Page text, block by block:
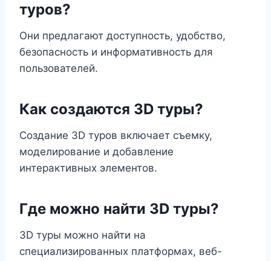
туров?
Они предлагают доступность, удобство,
безопасность и информативность для
пользователей.
Как создаются 3D туры?
Создание 3D туров включает съемку,
моделирование и добавление
интерактивных элементов.
Где можно найти 3D туры?
3D туры можно найти на
специализированных платформах, веб-